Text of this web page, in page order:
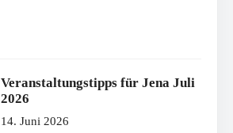
Veranstaltungstipps für Jena Juli
2026
14. Juni 2026